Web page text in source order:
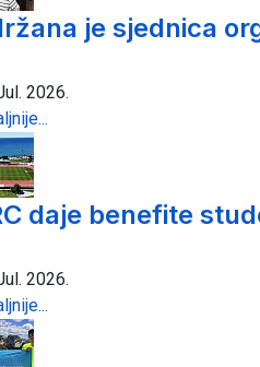
je sjednica
2026.
daje benefite
2026.